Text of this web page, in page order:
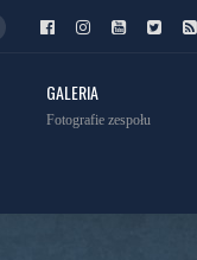
GALERIA
Fotografie zespołu